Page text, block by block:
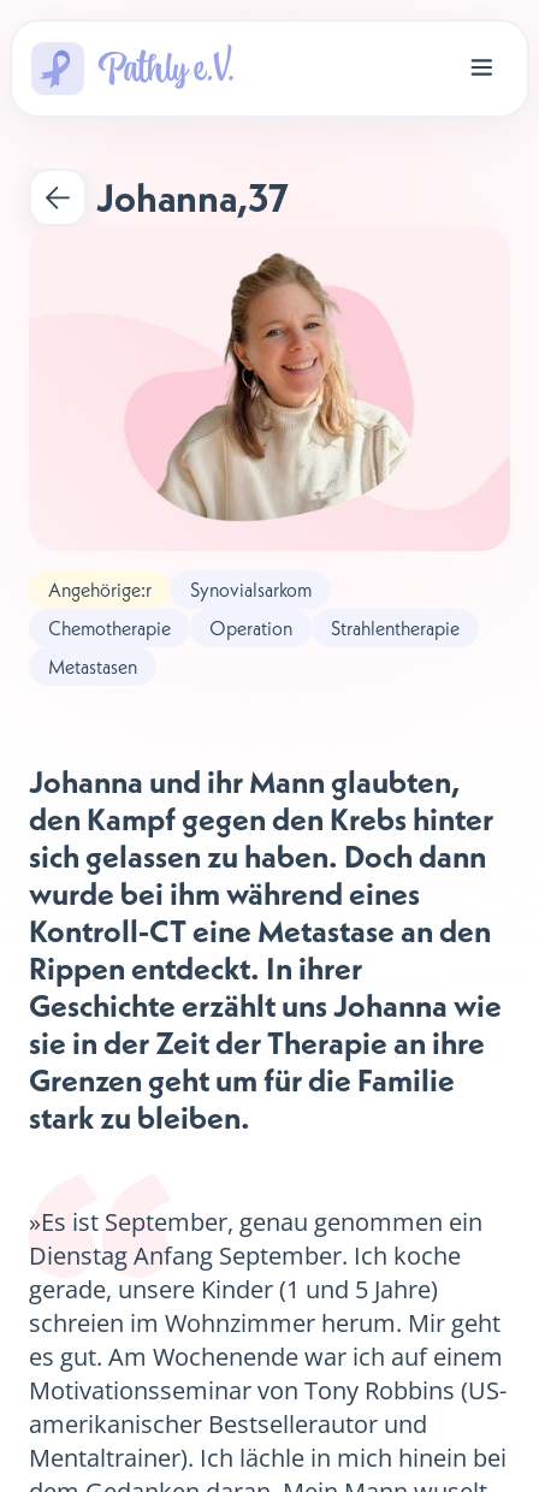
Johanna,37
Angehörige:r
Synovialsarkom
Chemotherapie
Operation
Strahlentherapie
Metastasen
Johanna und ihr Mann glaubten,
den Kampf gegen den Krebs hinter
sich gelassen zu haben. Doch dann
wurde bei ihm während eines
Kontroll-CT eine Metastase an den
Rippen entdeckt. In ihrer
Geschichte erzählt uns Johanna wie
sie in der Zeit der Therapie an ihre
Grenzen geht um für die Familie
stark zu bleiben.
»Es ist September, genau genommen ein
Dienstag Anfang September. Ich koche
gerade, unsere Kinder (1 und 5 Jahre)
schreien im Wohnzimmer herum. Mir geht
es gut. Am Wochenende war ich auf einem
Motivationsseminar von Tony Robbins (US-
amerikanischer Bestsellerautor und
Mentaltrainer). Ich lächle in mich hinein bei